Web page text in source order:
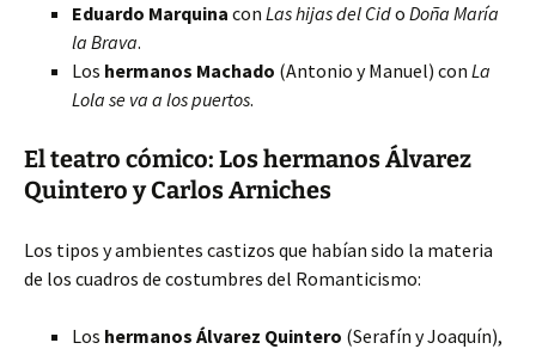
Eduardo Marquina con Las hijas del Cido Doña María
la Brava.
Los hermanos Machado (Antonio y Manuel) con La
Lola se va a los puertos.
El teatro cómico: Los hermanos Álvarez
Quintero y Carlos Arniches
Los tipos y ambientes castizos que habían sido la materia
de los cuadros de costumbres del Romanticismo:
Los hermanos Álvarez Quintero (Serafín y Joaquín),